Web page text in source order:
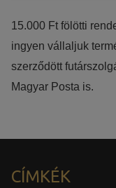
15.000 Ft fölötti
ingyen vállaljuk
szerződött
Magyar Posta is.
CÍMKÉK